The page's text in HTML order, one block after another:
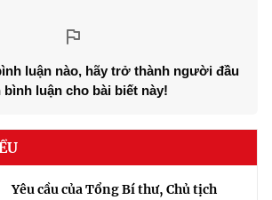
luận nào, hãy trở thành người đầu
bình luận cho bài biết này!
Yêu cầu của Tổng Bí thư, Chủ tịch